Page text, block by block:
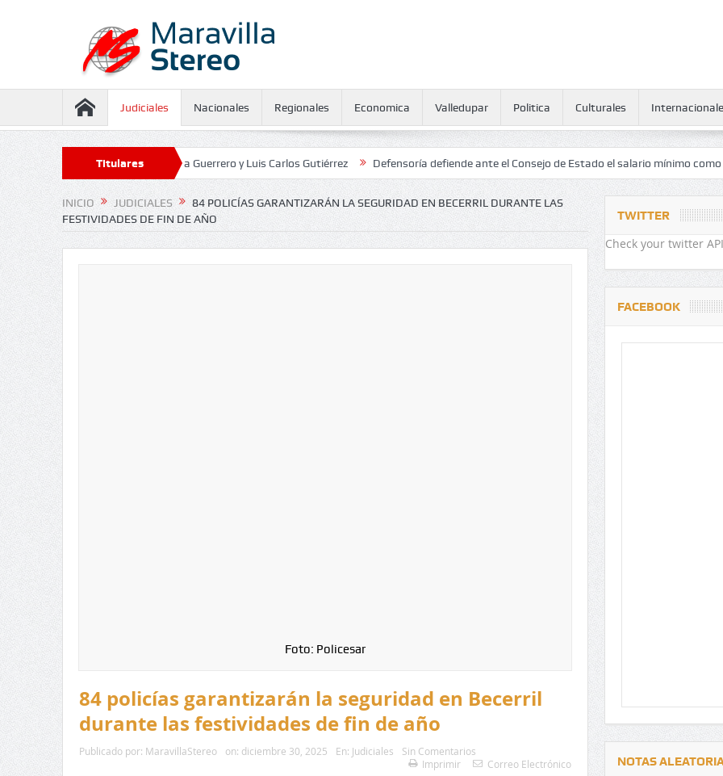
Judiciales Nacionales Regionales Economica Valledupar Politica Culturales
Titulares
contra Juliana Guerrero y Luis Carlos Gutiérrez Defensoría defiende ante el Consejo de Estado el salario mínimo como derecho
INICIO JUDICIALES
84 POLICÍAS GARANTIZARÁN LA SEGURIDAD EN BECERRIL DURANTE LAS
FESTIVIDADES DE FIN DE AÑO
Foto: Policesar
84 policías garantizarán la seguridad en Becerril
durante las festividades de fin de año
Publicado por: MaravillaStereo on: diciembre 30, 2025 En: Judiciales
Sin Comentarios
Imprimir
Correo Electrónico
TWITTER
Check your twitter
FACEBOOK
NOTAS